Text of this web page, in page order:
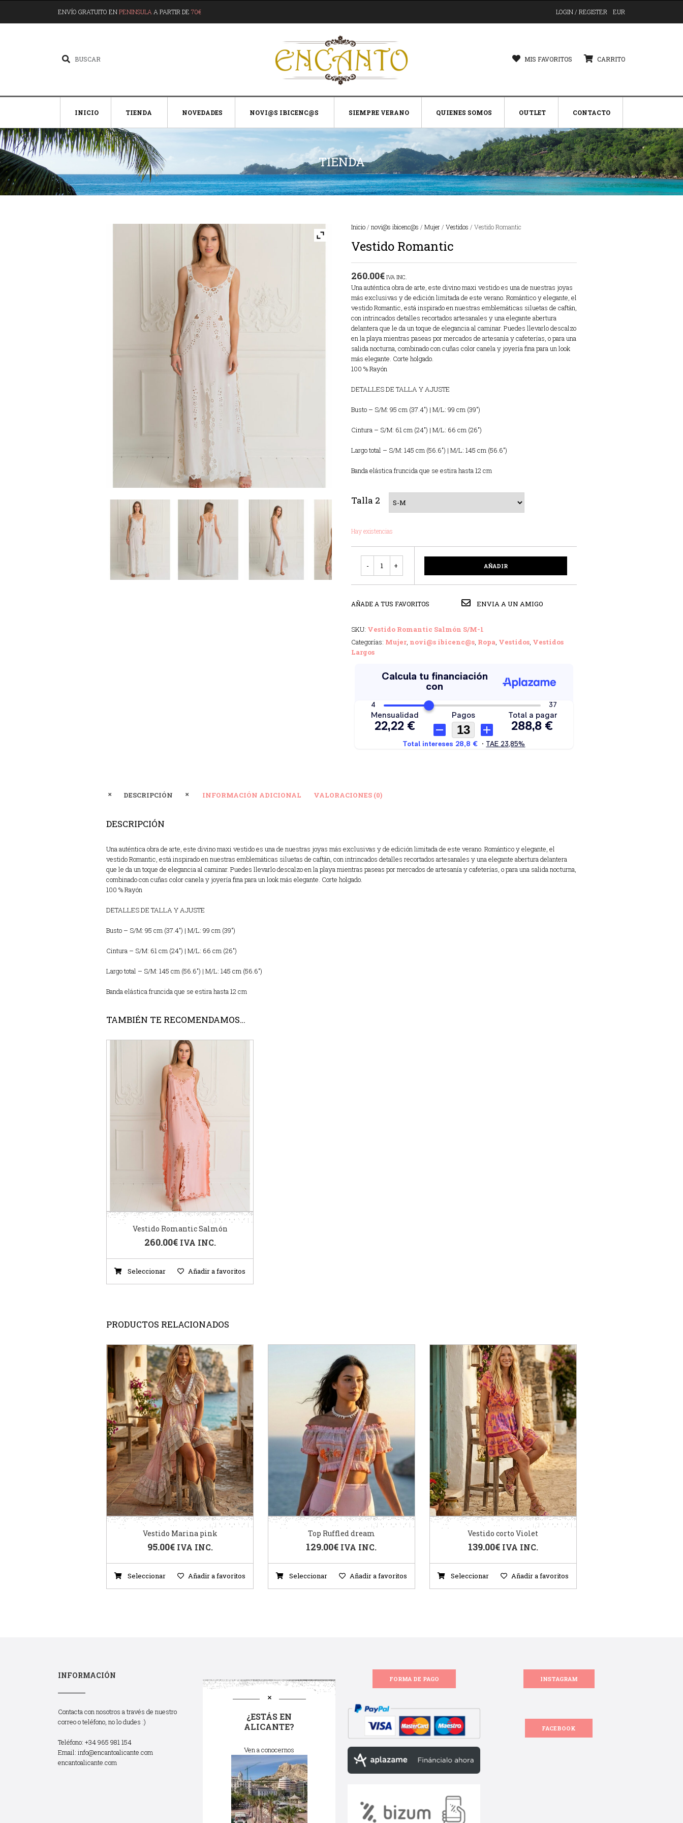
ENVÍO GRATUITO ENPENINSULA A PARTIR DE 70€ LOGIN / REGISTER EUR
MIS FAVORITOS CARRITO
INICIO TIENDA NOVEDADES NOVI@S IBICENC@S SIEMPRE VERANO QUIENES SOMOS OUTLET CONTACTO
TIENDA
Inicio/ novi@s ibicenc@s / Mujer/ Vestidos / Vestido Romantic
Vestido Romantic
260.00€ IVA INC.
Una auténtica obra de arte, este divino maxi vestido es una de nuestras joyas
más exclusivas y de edición limitada de este verano. Romántico y elegante, el
vestido Romantic, está inspirado en nuestras emblemáticas siluetas de caftán,
con intrincados detalles recortados artesanales y una elegante abertura
delantera que le da un toque de elegancia al caminar. Puedes llevarlo descalzo
en la playa mientras paseas por mercados de artesanía y cafeterías, o para una
salida nocturna, combinado con cuñas color canela y joyería fina para un look
más elegante. Corte holgado.
100 % Rayón
DETALLES DE TALLA Y AJUSTE
Busto – S/M: 95 cm (37.4″) | M/L: 99 cm (39″)
Cintura – S/M: 61 cm (24″) | M/L: 66 cm (26″)
Largo total – S/M: 145 cm (56.6″) | M/L: 145 cm (56.6″)
Banda elástica fruncida que se estira hasta 12 cm
Talla 2
Hay existencias
AÑADIR
AÑADE A TUS FAVORITOS ENVIA A UN AMIGO
SKU: Vestido Romantic Salmón S/M-1
Categorías: Mujer, novi@s ibicenc@s, Ropa, Vestidos, Vestidos
Largos
DESCRIPCIÓN INFORMACIÓN ADICIONAL VALORACIONES (0)
DESCRIPCIÓN
Una auténtica obra de arte, este divino maxi vestido es una de nuestras joyas más exclusivas y de edición limitada de este verano. Romántico y elegante, el
vestido Romantic, está inspirado en nuestras emblemáticas siluetas de caftán, con intrincados detalles recortados artesanales y una elegante abertura delantera
que le da un toque de elegancia al caminar. Puedes llevarlo descalzo en la playa mientras paseas por mercados de artesanía y cafeterías, o para una salida nocturna,
combinado con cuñas color canela y joyería fina para un look más elegante. Corte holgado.
100 % Rayón
DETALLES DE TALLA Y AJUSTE
Busto – S/M: 95 cm (37.4″) | M/L: 99 cm (39″)
Cintura – S/M: 61 cm (24″) | M/L: 66 cm (26″)
Largo total – S/M: 145 cm (56.6″) | M/L: 145 cm (56.6″)
Banda elástica fruncida que se estira hasta 12 cm
TAMBIÉN TE RECOMENDAMOS…
Vestido Romantic Salmón
260.00€ IVA INC.
Seleccionar Añadir a favoritos
PRODUCTOS RELACIONADOS
Vestido Marina pink
95.00€ IVA INC.
Seleccionar Añadir a favoritos
Top Ruffled dream
129.00€ IVA INC.
Seleccionar Añadir a favoritos
Vestido corto Violet
139.00€ IVA INC.
Seleccionar Añadir a favoritos
INFORMACIÓN
Contacta con nosotros a través de nuestro
correo o teléfono, no lo dudes :)
Teléfono: +34 965 981 154
Email: info@encantoalicante.com
encantoalicante.com
¿ESTÁS EN
ALICANTE?
Ven a conocernos
FORMA DE PAGO INSTAGRAM
FACEBOOK